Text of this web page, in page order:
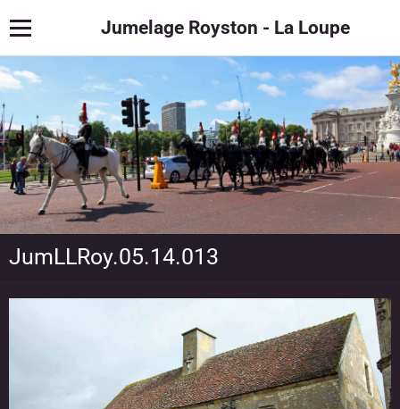
Jumelage Royston - La Loupe
JumLLRoy.05.14.013